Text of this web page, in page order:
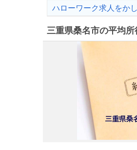
ハローワーク求人をか
三重県桑名市の平均所